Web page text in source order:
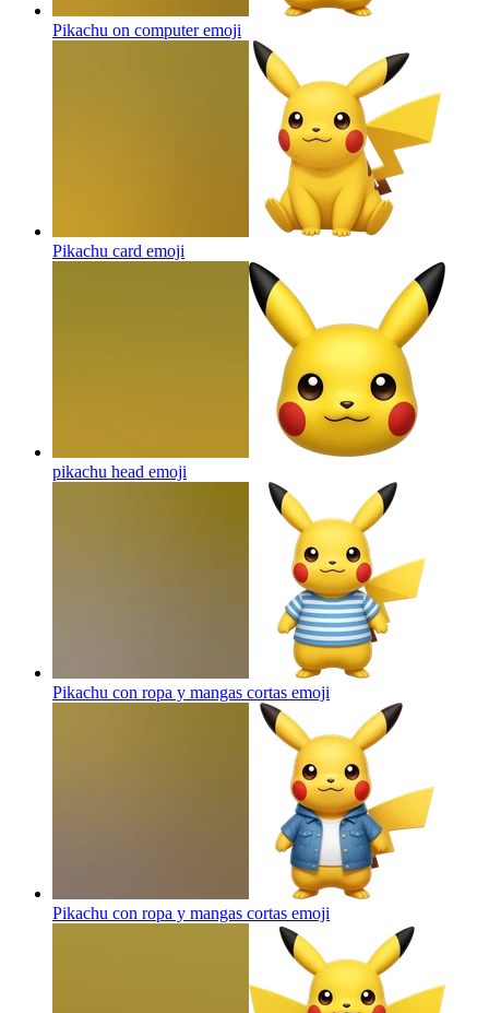
Pikachu on computeremoji
Pikachu card emoji
pikachu head emoji
Pikachu con ropa y mangas cortas emoji
Pikachu con ropa y mangas cortas emoji